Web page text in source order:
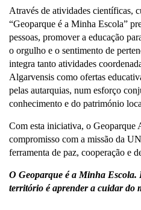
Através de atividades científicas,
“Geoparque é a Minha Escola”
pessoas, promover a educação
o orgulho e o sentimento de
integra tanto atividades
Algarvensis como ofertas
pelas autarquias, num esforço
conhecimento e do património
Com esta iniciativa, o Geoparque
compromisso com a missão da
ferramenta de paz, cooperação e
O Geoparque é a Minha Escola.
território é aprender a cuidar do